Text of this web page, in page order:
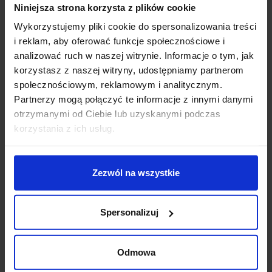
Niniejsza strona korzysta z plików cookie
Wykorzystujemy pliki cookie do spersonalizowania treści
i reklam, aby oferować funkcje społecznościowe i
analizować ruch w naszej witrynie. Informacje o tym, jak
korzystasz z naszej witryny, udostępniamy partnerom
społecznościowym, reklamowym i analitycznym.
Partnerzy mogą połączyć te informacje z innymi danymi
otrzymanymi od Ciebie lub uzyskanymi podczas
korzystania z ich usług.
Zezwól na wszystkie
Spersonalizuj
Odmowa
Parametry:
wysokość (cm): 27
szerokość (cm): 13,8
głębokość (cm): 6,8
ilość źródeł: 1
rodzaj trzonka: GU10
max moc źródła: 7 W
napięcie: 230 V
możliwość ściemniania: Tak, z zastosowaniem
ściemnialnej żarówki.
materiał: aluminium/szkło